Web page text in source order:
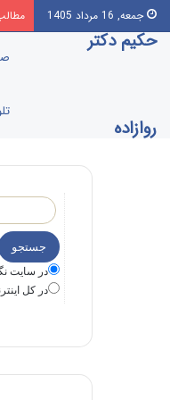
جمعه, 16 مرداد 1405
حکیم دکتر
روازاده
در سايت
در كل